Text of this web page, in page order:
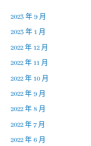
2023 年 9 月
2023 年 1 月
2022 年 12 月
2022 年 11 月
2022 年 10 月
2022 年 9 月
2022 年 8 月
2022 年 7 月
2022 年 6 月